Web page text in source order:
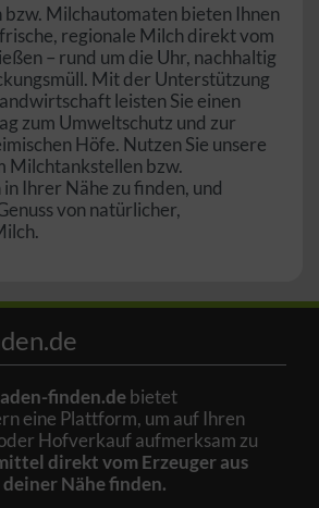
Milchautomaten bieten Ihnen
regionale Milch direkt vom
– rund um die Uhr, nachhaltig
Mit der Unterstützung
leisten Sie einen
zum Umweltschutz und zur
Höfe. Nutzen Sie unsere
Milchtankstellen bzw.
Ihrer Nähe zu finden, und
von natürlicher,
finden.debietet
eine Plattform, um auf Ihren
Hofverkauf aufmerksam zu
direkt vom Erzeuger aus
Nähe finden.